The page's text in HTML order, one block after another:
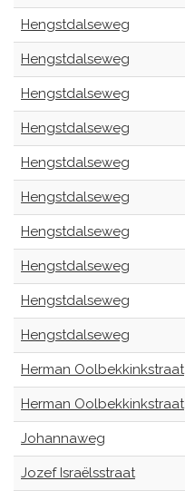
Hengstdalseweg
Hengstdalseweg
Hengstdalseweg
Hengstdalseweg
Hengstdalseweg
Hengstdalseweg
Hengstdalseweg
Hengstdalseweg
Hengstdalseweg
Hengstdalseweg
Herman Oolbekkinkstraat
Herman Oolbekkinkstraat
Johannaweg
Jozef Israëlsstraat